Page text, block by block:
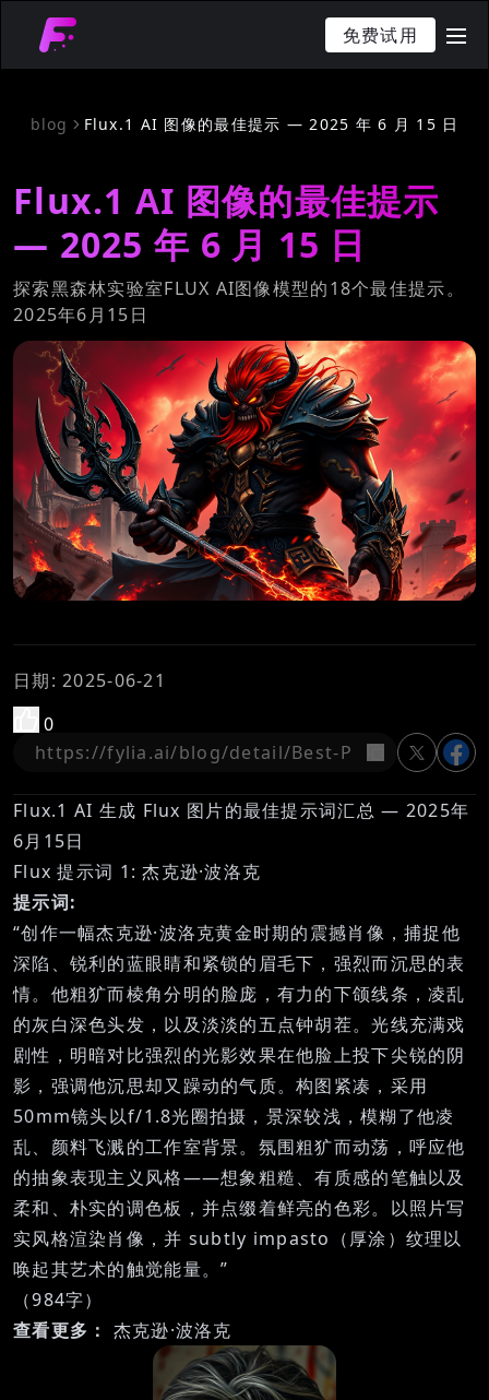
免费试用
blog Flux.1 AI 图像的最佳提示 — 2025 年 6 月 15 日
Flux.1 AI 图像的最佳提示
— 2025 年 6 月 15 日
探索黑森林实验室FLUX AI图像模型的18个最佳提示。
2025年6月15日
日期:2025-06-21
0
复制
Flux.1 AI 生成 Flux 图片的最佳提示词汇总 — 2025年
6月15日
Flux 提示词 1: 杰克逊·波洛克
提示词:
“创作一幅杰克逊·波洛克黄金时期的震撼肖像，捕捉他
深陷、锐利的蓝眼睛和紧锁的眉毛下，强烈而沉思的表
情。他粗犷而棱角分明的脸庞，有力的下颌线条，凌乱
的灰白深色头发，以及淡淡的五点钟胡茬。光线充满戏
剧性，明暗对比强烈的光影效果在他脸上投下尖锐的阴
影，强调他沉思却又躁动的气质。构图紧凑，采用
50mm镜头以f/1.8光圈拍摄，景深较浅，模糊了他凌
乱、颜料飞溅的工作室背景。氛围粗犷而动荡，呼应他
的抽象表现主义风格——想象粗糙、有质感的笔触以及
柔和、朴实的调色板，并点缀着鲜亮的色彩。以照片写
实风格渲染肖像，并 subtly impasto（厚涂）纹理以
唤起其艺术的触觉能量。”
（984字）
查看更多： 杰克逊·波洛克